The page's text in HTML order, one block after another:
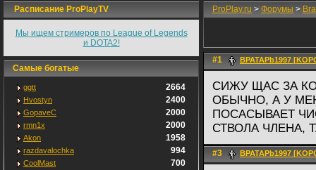
Расписание ProPlayTV
Мы ищем стримеров по League of Legends
и DOTA2!
Самые богатые
ggtt 2664
Hvostyn 2400
GopaveC 2000
rmn1x 2000
Akon 1958
razdavalochka 994
CoolMast 700
ProPlay.ru > Форумы >
#1 BPATAPb1997
СИЖУ ЩАС ЗА
ОБЫЧНО, А У
ПОСАСЫВАЕТ
СТВОЛА ЧЛЕНА,
#3 BPATAPb1997